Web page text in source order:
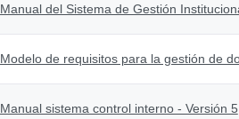
Manual del Sistema de Gestión
Manual sistema control interno - Versión 5